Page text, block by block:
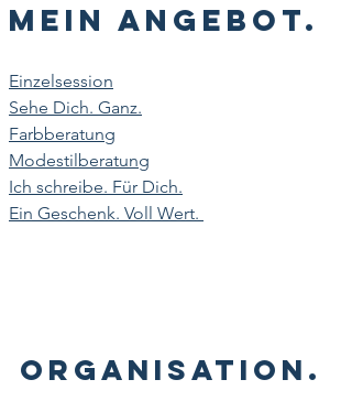
Mein Angebot.
Einzelsession
Sehe Dich. Ganz.
Farbberatung
Modestilberatung
Ich schreibe. Für Dich.
Ein Geschenk. Voll Wert.
Organisation.